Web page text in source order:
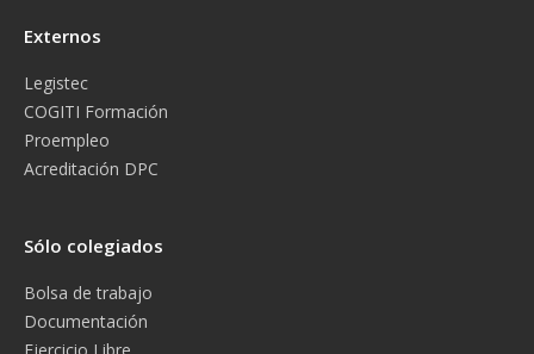
Externos
Legistec
COGITI Formación
Proempleo
Acreditación DPC
Sólo colegiados
Bolsa de trabajo
Documentación
Ejercicio Libre